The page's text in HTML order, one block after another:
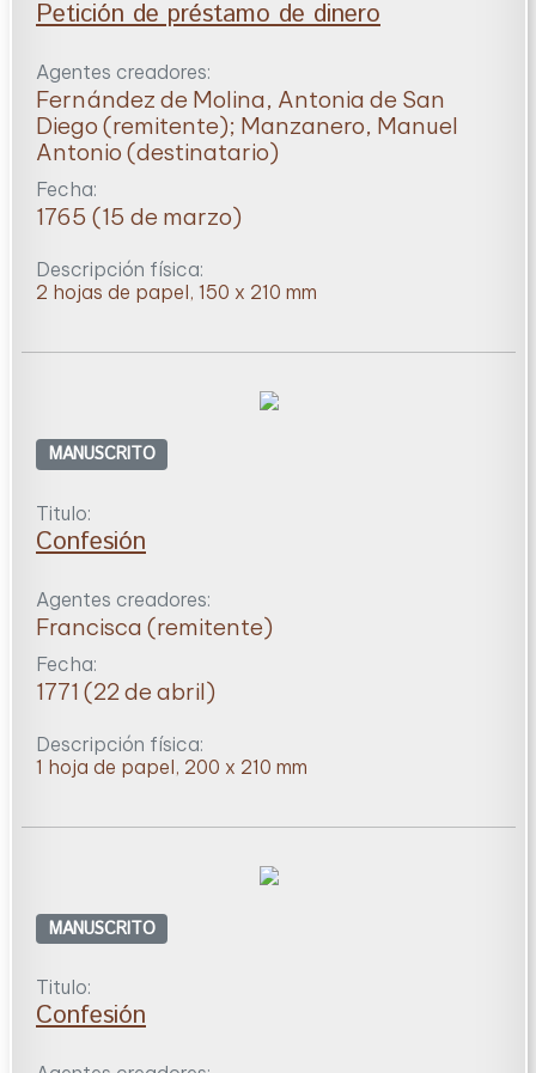
Petición de préstamo de dinero
Agentes creadores:
Fernández de Molina, Antonia de San
Diego (remitente); Manzanero, Manuel
Antonio (destinatario)
Fecha:
1765 (15 de marzo)
Descripción física:
2 hojas de papel, 150 x 210 mm
MANUSCRITO
Titulo:
Confesión
Agentes creadores:
Francisca (remitente)
Fecha:
1771 (22 de abril)
Descripción física:
1 hoja de papel, 200 x 210 mm
MANUSCRITO
Titulo:
Confesión